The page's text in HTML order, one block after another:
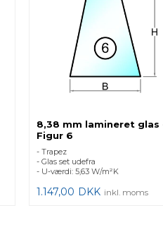
8,38 mm lamineret glas
Figur 6
- Trapez
- Glas set udefra
- U-værdi: 5,63 W/m²K
1.147,00 DKK inkl. moms